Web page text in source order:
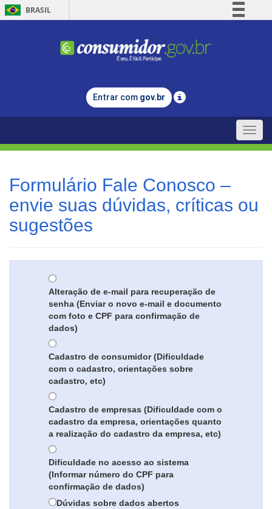
BRASIL
Comunica BR
Legislação
Entrar com gov.br
Toggle
Formulário Fale Conosco –
envie suas dúvidas, críticas ou
sugestões
Alteração de e-mail para recuperação de
senha (Enviar o novo e-mail e documento
com foto e CPF para confirmação de
dados)
Cadastro de consumidor (Dificuldade
com o cadastro, orientações sobre
cadastro, etc)
Cadastro de empresas (Dificuldade com o
cadastro da empresa, orientações quanto
a realização do cadastro da empresa, etc)
Dificuldade no acesso ao sistema
(Informar número do CPF para
confirmação de dados)
Dúvidas sobre dados abertos